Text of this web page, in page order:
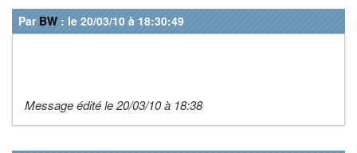
Par BW : le 20/03/10 à 18:30:49
Message édité le 20/03/10 à 18:38